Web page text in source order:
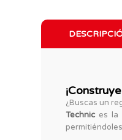
¿Buscas un
Technic es la